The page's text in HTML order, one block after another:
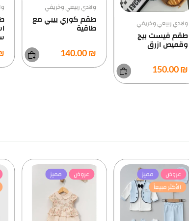
ولادي ربيعي وخريفي
طقم كوري بيبي مع
طاقية
ولادي ربيعي وخريفي
طقم مميز فيست
اسود وقميص
₪ 99.00
عروض مميز عروض
مميز
الأكثر مبيعاً